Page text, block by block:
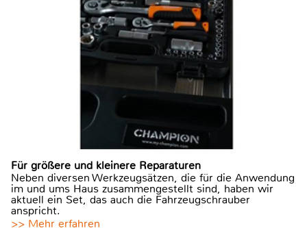
Für größere und kleinere Reparaturen
Neben diversen Werkzeugsätzen, die für die Anwendung
im und ums Haus zusammengestellt sind, haben wir
aktuell ein Set, das auch die Fahrzeugschrauber
anspricht.
>> Mehr erfahren